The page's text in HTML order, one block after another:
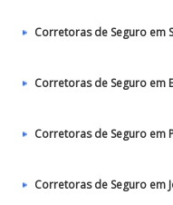
Corretoras de Seguro em
Corretoras de Seguro em
Corretoras de Seguro em
Corretoras de Seguro em